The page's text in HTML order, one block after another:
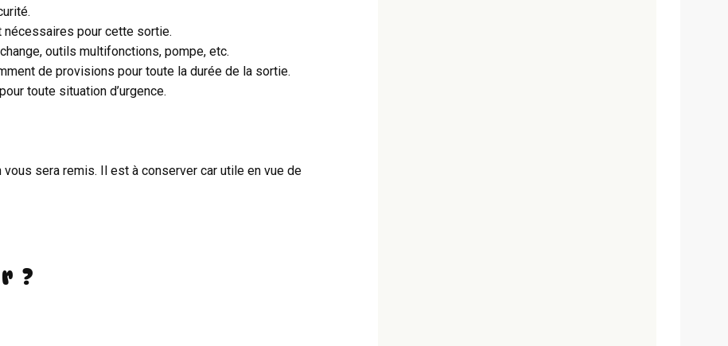
nécessaires pour cette sortie.
outils multifonctions, pompe, etc.
de provisions pour toute la durée de la sortie.
toute situation d’urgence.
sera remis. Il est à conserver car utile en vue de
?